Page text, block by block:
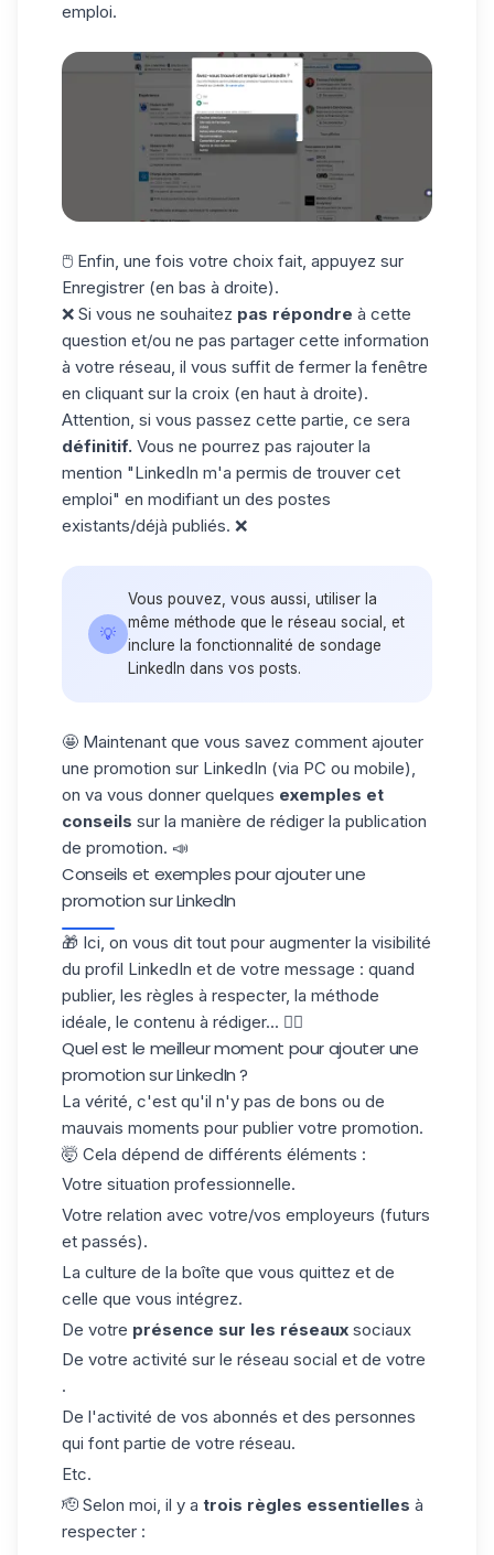
emploi.
🖱️ Enfin, une fois votre choix fait, appuyez sur
Enregistrer (en bas à droite).
❌ Si vous ne souhaitez pas répondre à cette
question et/ou ne pas partager cette information
à votre réseau, il vous suffit de fermer la fenêtre
en cliquant sur la croix (en haut à droite).
Attention, si vous passez cette partie, ce sera
définitif. Vous ne pourrez pas rajouter la
mention "LinkedIn m'a permis de trouver cet
emploi" en modifiant un des postes
existants/déjà publiés. ❌
💡
Vous pouvez, vous aussi, utiliser la
même méthode que le réseau social, et
inclure la fonctionnalité de sondage
LinkedIn dans vos posts.
🤩 Maintenant que vous savez comment ajouter
une promotion sur LinkedIn (via PC ou mobile),
on va vous donner quelques exemples et
conseils sur la manière de rédiger la publication
de promotion. 📣
Conseils et exemples pour ajouter une
promotion sur LinkedIn
🎁 Ici, on vous dit tout pour augmenter la visibilité
du profil LinkedIn et de votre message : quand
publier, les règles à respecter, la méthode
idéale, le contenu à rédiger... 👇🏼
Quel est le meilleur moment pour ajouter une
promotion sur LinkedIn ?
La vérité, c'est qu'il n'y pas de bons ou de
mauvais moments pour publier votre promotion.
🤯 Cela dépend de différents éléments :
Votre situation professionnelle.
Votre relation avec votre/vos employeurs (futurs
et passés).
La culture de la boîte que vous quittez et de
celle que vous intégrez.
De votre présence sur les réseaux sociaux
De votre activité sur le réseau social et de votre
.
De l'activité de vos abonnés et des personnes
qui font partie de votre réseau.
Etc.
🫡 Selon moi, il y a trois règles essentielles à
respecter :